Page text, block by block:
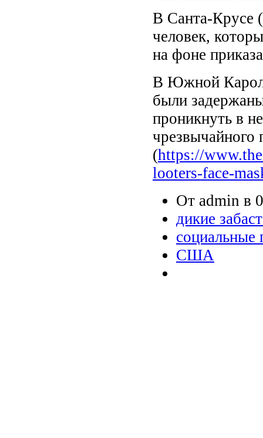
В Санта-Крусе
человек,
на фоне
В Южной
были
проникнуть в
чрезвычайного
(https://
looters-face-
От admin в
дикие
социальные
США